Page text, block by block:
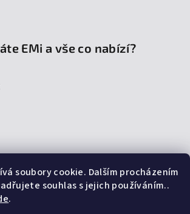
soubory cookie. Dalším procházením
souhlas s jejich používáním..
.
EMi a vše co nabízí?
platby